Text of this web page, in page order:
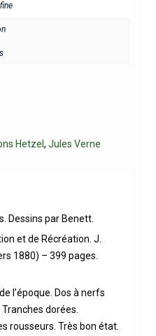
Hetzel , Jules Verne
Dessins par Benett.
et de Récréation. J.
1880) – 399 pages.
l’époque. Dos à nerfs
dorées.
rousseurs. Très bon état.